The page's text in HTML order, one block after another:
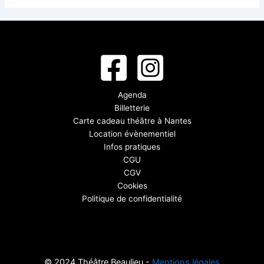
Agenda
Billetterie
Carte cadeau théâtre à Nantes
Location évènementiel
Infos pratiques
CGU
CGV
Cookies
Politique de confidentialité